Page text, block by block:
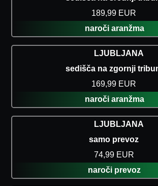
189,99 EUR
naroči aranžma
LJUBLJANA
sedišča na zgornji
169,99 EUR
naroči aranžma
LJUBLJANA
samo prevoz
74,99 EUR
naroči prevoz